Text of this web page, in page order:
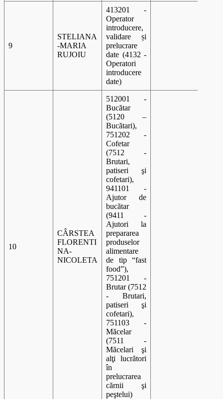
9
STELIANA
-MARIA
RUJOIU
413201 -
Operator
introducere,
validare și
prelucrare
date (4132 -
Operatori
introducere
date)
10
CÂRSTEA
FLORENTI
NA-
NICOLETA
512001 -
Bucătar
(5120 –
Bucătari),
751202 -
Cofetar
(7512 -
Brutari,
patiseri şi
cofetari),
941101 -
Ajutor de
bucătar
(9411 -
Ajutori la
prepararea
produselor
alimentare
de tip “fast
food”),
751201 -
Brutar (7512
- Brutari,
patiseri şi
cofetari),
751103 -
Măcelar
(7511 -
Măcelari şi
alţi lucrători
în
prelucrarea
cărnii şi
peştelui)